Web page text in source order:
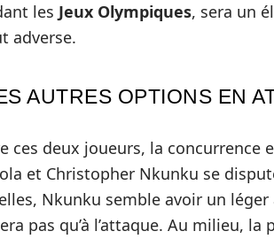
les Jeux Olympiques, sera un
adverse.
AUTRES OPTIONS EN
ces deux joueurs, la
et Christopher Nkunku se
Nkunku semble avoir un
pas qu’à l’attaque. Au milieu, la